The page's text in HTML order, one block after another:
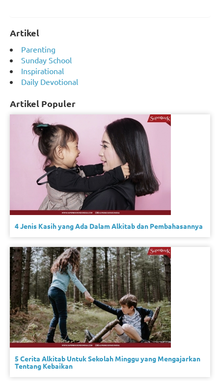
Artikel
Parenting
Sunday School
Inspirational
Daily Devotional
Artikel Populer
4 Jenis Kasih yang Ada Dalam Alkitab dan Pembahasannya
5 Cerita Alkitab Untuk Sekolah Minggu yang Mengajarkan
Tentang Kebaikan